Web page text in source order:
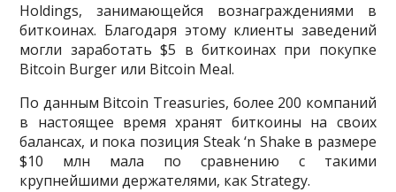
Holdings, занимающейся вознаграждениями в
биткоинах. Благодаря этому клиенты заведений
могли заработать $5 в биткоинах при покупке
Bitcoin Burger или Bitcoin Meal.
По данным Bitcoin Treasuries, более 200 компаний
в настоящее время хранят биткоины на своих
балансах, и пока позиция Steak ‘n Shake в размере
$10 млн мала по сравнению с такими
крупнейшими держателями, как Strategy.